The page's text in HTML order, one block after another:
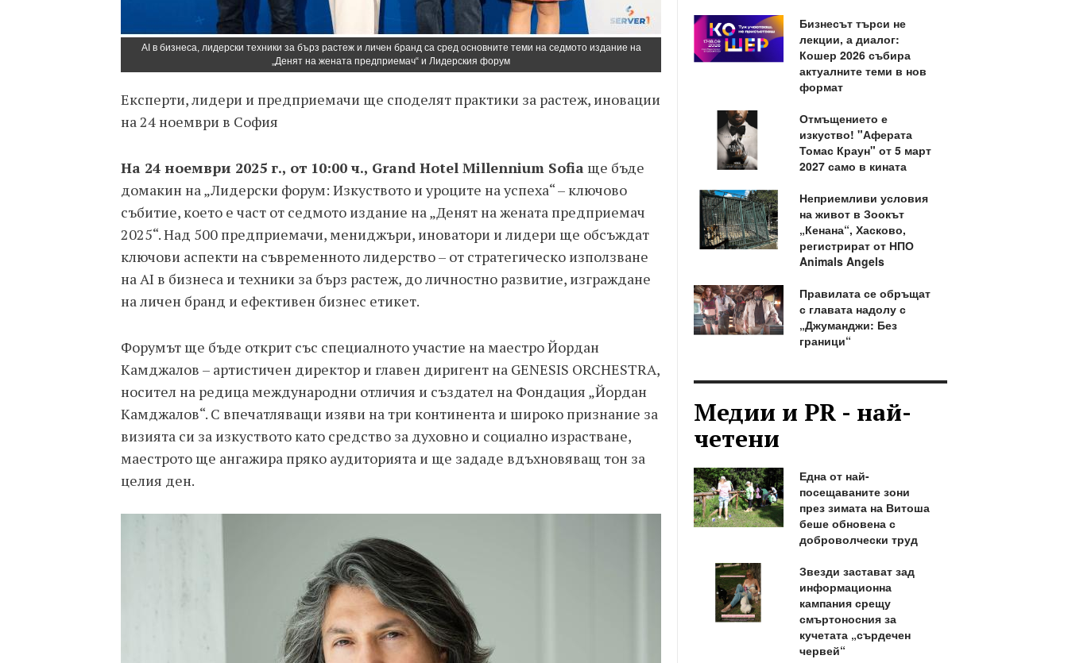
AI в бизнеса, лидерски техники за бърз растеж и личен бранд са сред основните теми на седмото издание на
„Денят на жената предприемач“ и Лидерския форум
Експерти, лидери и предприемачи ще споделят практики за растеж, иновации
на 24 ноември в София
На 24 ноември 2025 г., от 10:00 ч., Grand Hotel Millennium Sofia ще бъде
домакин на „Лидерски форум: Изкуството и уроците на успеха“ – ключово
събитие, което е част от седмото издание на „Денят на жената предприемач
2025“. Над 500 предприемачи, мениджъри, иноватори и лидери ще обсъждат
ключови аспекти на съвременното лидерство – от стратегическо използване
на AI в бизнеса и техники за бърз растеж, до личностно развитие, изграждане
на личен бранд и ефективен бизнес етикет.
Форумът ще бъде открит със специалното участие на маестро Йордан
Камджалов – артистичен директор и главен диригент на GENESIS ORCHESTRA,
носител на редица международни отличия и създател на Фондация „Йордан
Камджалов“. С впечатляващи изяви на три континента и широко признание за
визията си за изкуството като средство за духовно и социално израстване,
маестрото ще ангажира пряко аудиторията и ще зададе вдъхновяващ тон за
целия ден.
Бизнесът търси не
лекции, а диалог:
Кошер 2026 събира
актуалните теми в нов
формат
Отмъщението е
изкуство! "Аферата
Томас Краун" от 5 март
2027 само в кината
Неприемливи условия
на живот в Зоокът
„Кенана“, Хасково,
регистрират от НПО
Animals Angels
Правилата се обръщат
с главата надолу с
„Джуманджи: Без
граници“
Медии и PR - най-
четени
Една от най-
посещаваните зони
през зимата на Витоша
беше обновена с
доброволчески труд
Звезди застават зад
информационна
кампания срещу
смъртоносния за
кучетата „сърдечен
червей“